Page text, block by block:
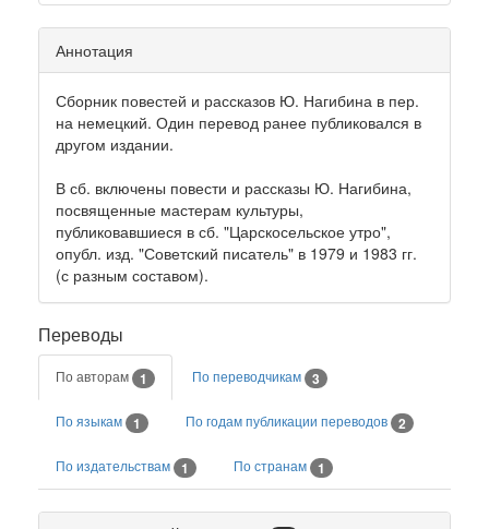
Аннотация
Сборник повестей и рассказов Ю. Нагибина в пер.
на немецкий. Один перевод ранее публиковался в
другом издании.
В сб. включены повести и рассказы Ю. Нагибина,
посвященные мастерам культуры,
публиковавшиеся в сб. "Царскосельское утро",
опубл. изд. "Советский писатель" в 1979 и 1983 гг.
(с разным составом).
Переводы
По авторам 1 По переводчикам 3
По языкам 1 По годам публикации переводов 2
По издательствам 1 По странам 1